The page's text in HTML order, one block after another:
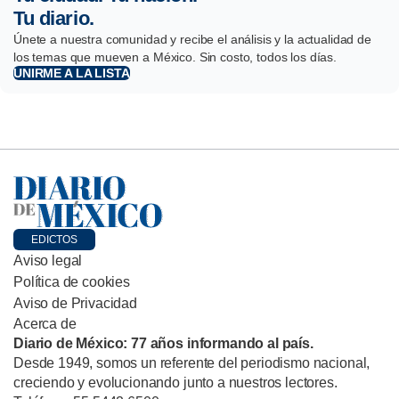
Tu diario.
Únete a nuestra comunidad y recibe el análisis y la actualidad de
los temas que mueven a México. Sin costo, todos los días.
UNIRME A LA LISTA
EDICTOS
Aviso legal
Política de cookies
Aviso de Privacidad
Acerca de
Diario de México: 77 años informando al país.
Desde 1949, somos un referente del periodismo nacional,
creciendo y evolucionando junto a nuestros lectores.